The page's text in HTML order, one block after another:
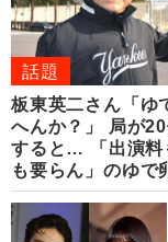
話題
板東英二さん「ゆ
へんか？」 局が
すると… 「出演料
も要らん」のゆで